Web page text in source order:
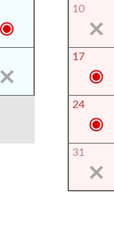
10
17
24
31